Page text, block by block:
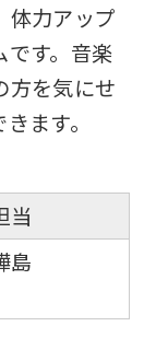
体力アップ
です。音楽
方を気にせ
ます。
当
島